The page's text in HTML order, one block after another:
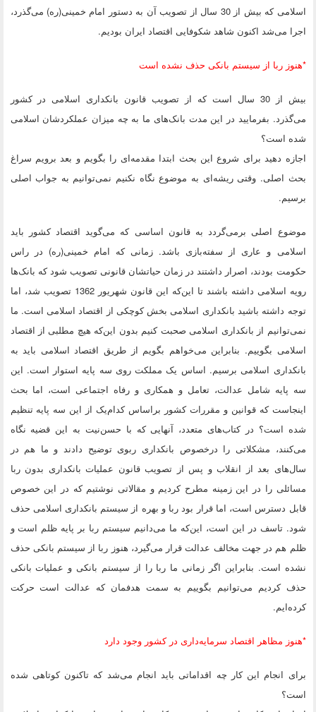
اسلامی که بیش از 30 سال از تصویب آن به دستور امام خمینی(ره) می‌گذرد،
اجرا می‌شد اکنون شاهد شکوفایی اقتصاد ایران بودیم.
*هنوز ربا از سیستم بانکی حذف نشده است
بیش از 30 سال است که از تصویب قانون بانکداری اسلامی در کشور
می‌گذرد. بفرمایید در این مدت بانک‌های ما به چه میزان عملکردشان اسلامی
شده است؟
اجازه دهید برای شروع این بحث ابتدا مقدمه‌ای را بگویم و بعد برویم سراغ
بحث اصلی. وقتی ریشه‌ای به موضوع نگاه نکنیم نمی‌توانیم به جواب اصلی
برسیم.
موضوع اصلی بر‌می‌گردد به قانون اساسی که می‌گوید اقتصاد کشور باید
اسلامی و عاری از سفته‌بازی باشد. زمانی که امام خمینی(ره) در راس
حکومت بودند، اصرار داشتند در زمان حیاتشان قانونی تصویب شود که بانک‌ها
رویه اسلامی داشته باشند تا این‌که این قانون شهریور 1362 تصویب شد، اما
توجه داشته باشید بانکداری اسلامی بخش کوچکی از اقتصاد اسلامی است. ما
نمی‌توانیم از بانکداری اسلامی صحبت کنیم بدون این‌که هیچ مطلبی از اقتصاد
اسلامی بگوییم. بنابراین می‌خواهم بگویم از طریق اقتصاد اسلامی باید به
بانکداری اسلامی برسیم. اساس یک مملکت روی سه پایه استوار است. این
سه پایه شامل عدالت، تعامل و همکاری و رفاه اجتماعی است، اما بحث
اینجاست که قوانین و مقررات کشور براساس کدام‌یک از این سه پایه تنظیم
شده است؟ در کتاب‌های متعدد، آنهایی که با حسن‌نیت به این قضیه نگاه
می‌کنند، مشکلاتی را درخصوص بانکداری ربوی توضیح دادند و ما هم در
سال‌های بعد از انقلاب و پس از تصویب قانون عملیات بانکداری بدون ربا
مسائلی را در این زمینه مطرح کردیم و مقالاتی نوشتیم که در این خصوص
قابل دسترس است، اما قرار بود ربا و بهره از سیستم بانکداری اسلامی حذف
شود. تاسف در این است، این‌که ما می‌دانیم سیستم ربا بر پایه ظلم است و
ظلم هم در جهت مخالف عدالت قرار می‌گیرد، هنوز ربا از سیستم بانکی حذف
نشده است. بنابراین اگر زمانی ما ربا را از سیستم بانکی و عملیات بانکی
حذف کردیم می‌توانیم بگوییم به سمت هدفمان که عدالت است حرکت
کرده‌ایم.
*هنوز مظاهر اقتصاد سرمایه‌داری در کشور وجود دارد
برای انجام این کار چه اقداماتی باید انجام می‌شد که تاکنون کوتاهی شده
است؟